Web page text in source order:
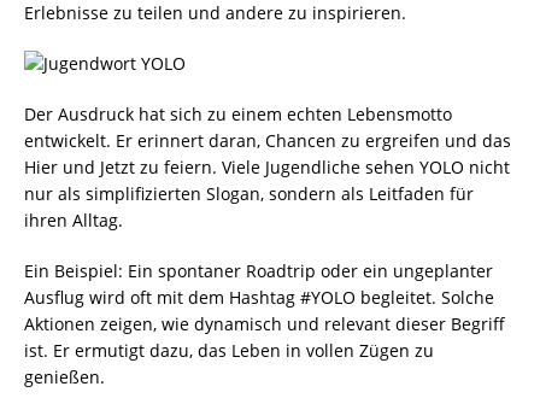
Erlebnisse zu teilen und andere zu inspirieren.
Der Ausdruck hat sich zu einem echten Lebensmotto
entwickelt. Er erinnert daran, Chancen zu ergreifen und das
Hier und Jetzt zu feiern. Viele Jugendliche sehen YOLO nicht
nur als simplifizierten Slogan, sondern als Leitfaden für
ihren Alltag.
Ein Beispiel: Ein spontaner Roadtrip oder ein ungeplanter
Ausflug wird oft mit dem Hashtag #YOLO begleitet. Solche
Aktionen zeigen, wie dynamisch und relevant dieser Begriff
ist. Er ermutigt dazu, das Leben in vollen Zügen zu
genießen.